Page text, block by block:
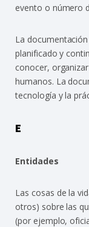
evento o número
La
planificado y
conocer,
humanos. La
tecnología y la
E
Entidades
Las cosas de la
otros) sobre las
(por ejemplo,